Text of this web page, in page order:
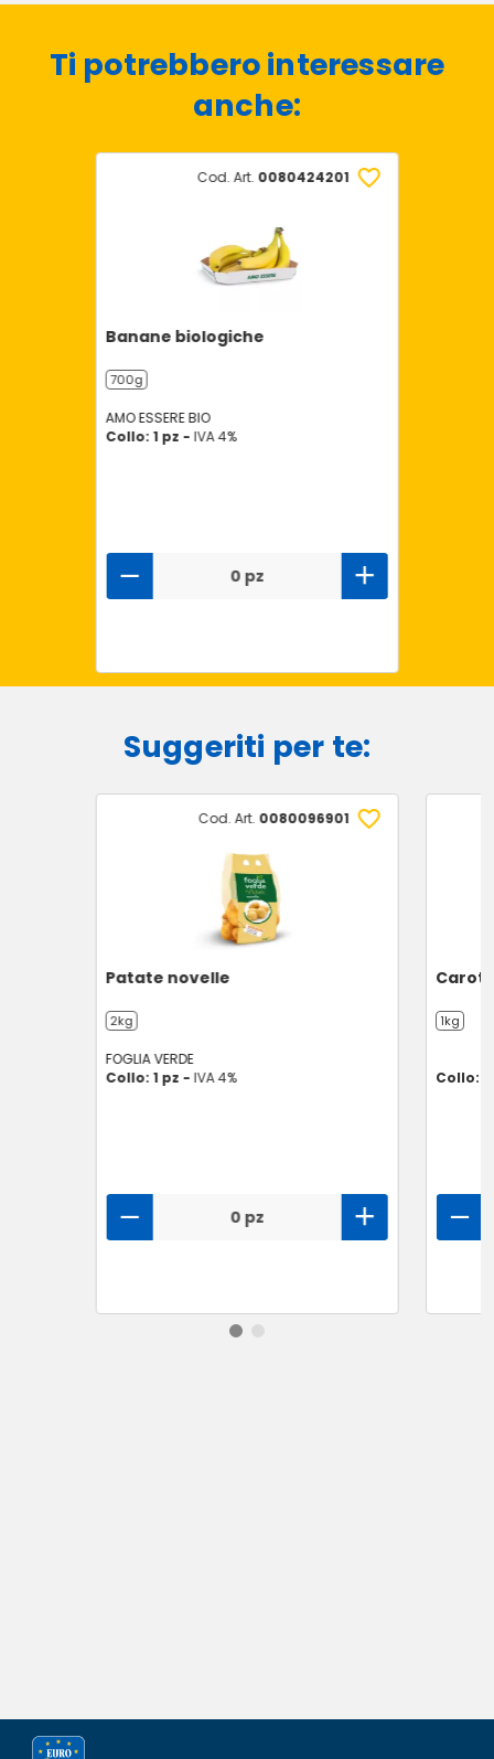
Ti potrebbero interessare
anche:
Cod. Art. 0080424201
Banane biologiche
700g
AMO ESSERE BIO
Collo: 1 pz - IVA 4%
0 pz
Suggeriti per te:
Cod. Art. 0080096901
Patate novelle
2kg
FOGLIA VERDE
Collo: 1 pz - IVA 4%
0 pz
1kg
Collo: